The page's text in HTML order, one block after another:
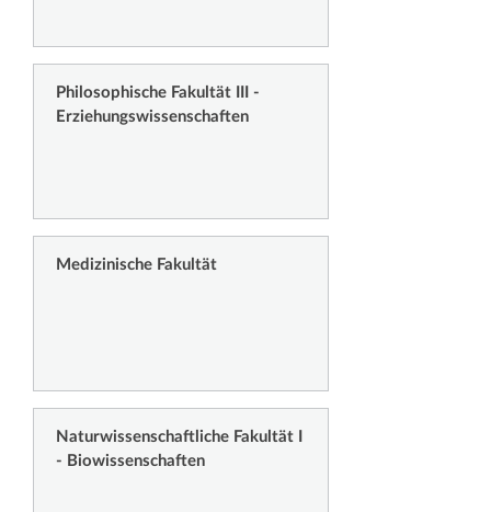
Philosophische Fakultät III -
Erziehungswissenschaften
Medizinische Fakultät
Naturwissenschaftliche Fakultät I
- Biowissenschaften